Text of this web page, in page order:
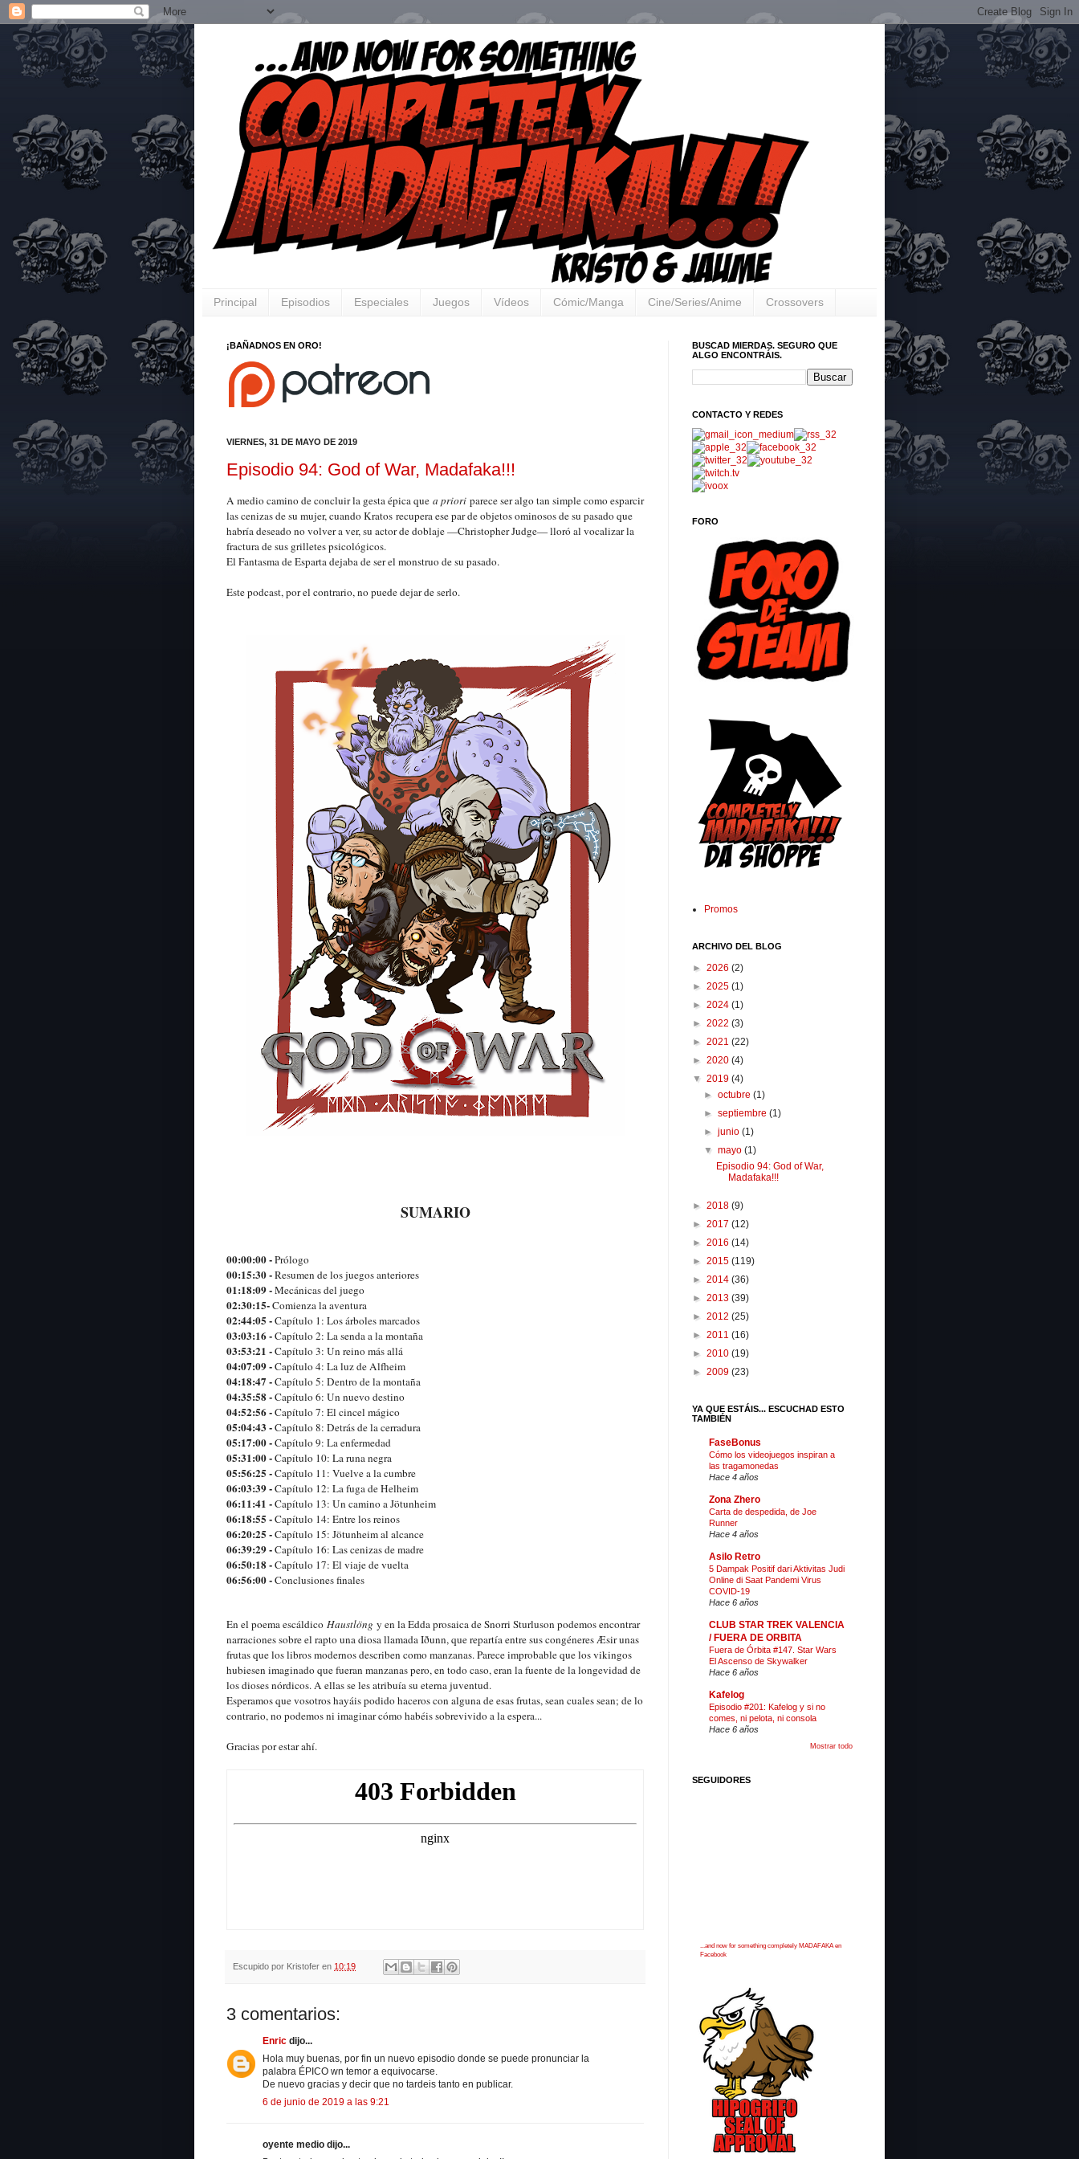
Principal Episodios Especiales Juegos Vídeos Cómic/Manga Cine/Series/Anime Crossovers
¡BAÑADNOS EN ORO!
VIERNES, 31 DE MAYO DE 2019
Episodio 94: God of War, Madafaka!!!
A medio camino de concluir la gesta épica que a priori parece ser algo tan simple como esparcir
las cenizas de su mujer, cuando Kratos recupera ese par de objetos ominosos de su pasado que
habría deseado no volver a ver, su actor de doblaje —Christopher Judge— lloró al vocalizar la
fractura de sus grilletes psicológicos.
El Fantasma de Esparta dejaba de ser el monstruo de su pasado.
Este podcast, por el contrario, no puede dejar de serlo.
SUMARIO
00:00:00-Prólogo
00:15:30 -Resumen de los juegos anteriores
01:18:09 -Mecánicas del juego
02:30:15-Comienza la aventura
02:44:05 -Capítulo 1: Los árboles marcados
03:03:16 -Capítulo 2: La senda a la montaña
03:53:21 -Capítulo 3: Un reino más allá
04:07:09 -Capítulo 4: La luz de Alfheim
04:18:47 -Capítulo 5: Dentro de la montaña
04:35:58 -Capítulo 6: Un nuevo destino
04:52:56 -Capítulo 7: El cincel mágico
05:04:43 -Capítulo 8: Detrás de la cerradura
05:17:00 -Capítulo 9: La enfermedad
05:31:00 -Capítulo 10: La runa negra
05:56:25 -Capítulo 11: Vuelve a la cumbre
06:03:39 -Capítulo 12: La fuga de Helheim
06:11:41 -Capítulo 13: Un camino a Jötunheim
06:18:55 -Capítulo 14: Entre los reinos
06:20:25 -Capítulo 15: Jötunheim al alcance
06:39:29 -Capítulo 16: Las cenizas de madre
06:50:18 -Capítulo 17: El viaje de vuelta
06:56:00 -Conclusiones finales
En el poema escáldico Haustlöng y en la Edda prosaica de Snorri Sturluson podemos encontrar
narraciones sobre el rapto una diosa llamada Iðunn, que repartía entre sus congéneres Æsir unas
frutas que los libros modernos describen como manzanas. Parece improbable que los vikingos
hubiesen imaginado que fueran manzanas pero, en todo caso, eran la fuente de la longevidad de
los dioses nórdicos. A ellas se les atribuía su eterna juventud.
Esperamos que vosotros hayáis podido haceros con alguna de esas frutas, sean cuales sean; de lo
contrario, no podemos ni imaginar cómo habéis sobrevivido a la espera...
Gracias por estar ahí.
Escupido por Kristofer en 10:19
3 comentarios:
Enric dijo...
Hola muy buenas, por fin un nuevo episodio donde se puede pronunciar la
palabra ÉPICO wn temor a equivocarse.
De nuevo gracias y decir que no tardeis tanto en publicar.
6 de junio de 2019 a las 9:21
oyente medio dijo...
BUSCAD MIERDAS. SEGURO QUE
ALGO ENCONTRÁIS.
CONTACTO Y REDES
FORO
Promos
ARCHIVO DEL BLOG
► 2026 (2)
► 2025 (1)
► 2024 (1)
► 2022 (3)
► 2021 (22)
► 2020 (4)
▼ 2019 (4)
►octubre(1)
►septiembre(1)
►junio(1)
▼mayo(1)
Episodio 94: God of War,
Madafaka!!!
► 2018 (9)
► 2017 (12)
► 2016 (14)
► 2015 (119)
► 2014 (36)
► 2013 (39)
► 2012 (25)
► 2011 (16)
► 2010 (19)
► 2009 (23)
YA QUE ESTÁIS... ESCUCHAD ESTO
TAMBIÉN
FaseBonus
Cómo los videojuegos inspiran a
las tragamonedas
Hace 4 años
Zona Zhero
Carta de despedida, de Joe
Runner
Hace 4 años
Asilo Retro
5 Dampak Positif dari Aktivitas Judi
Online di Saat Pandemi Virus
COVID-19
Hace 6 años
CLUB STAR TREK VALENCIA
/ FUERA DE ORBITA
Fuera de Órbita #147. Star Wars
El Ascenso de Skywalker
Hace 6 años
Kafelog
Episodio #201: Kafelog y si no
comes, ni pelota, ni consola
Hace 6 años
Mostrar todo
SEGUIDORES
...and now for something completely MADAFAKA en
Facebook